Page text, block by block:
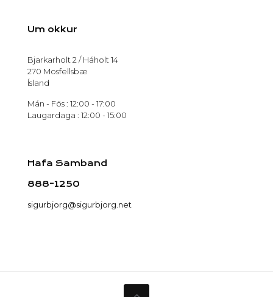
Um okkur
Bjarkarholt 2 / Háholt 14
270 Mosfellsbæ
Ísland
Mán - Fös : 12:00 - 17:00
Laugardaga : 12:00 - 15:00
Hafa Samband
888-1250
sigurbjorg@sigurbjorg.net